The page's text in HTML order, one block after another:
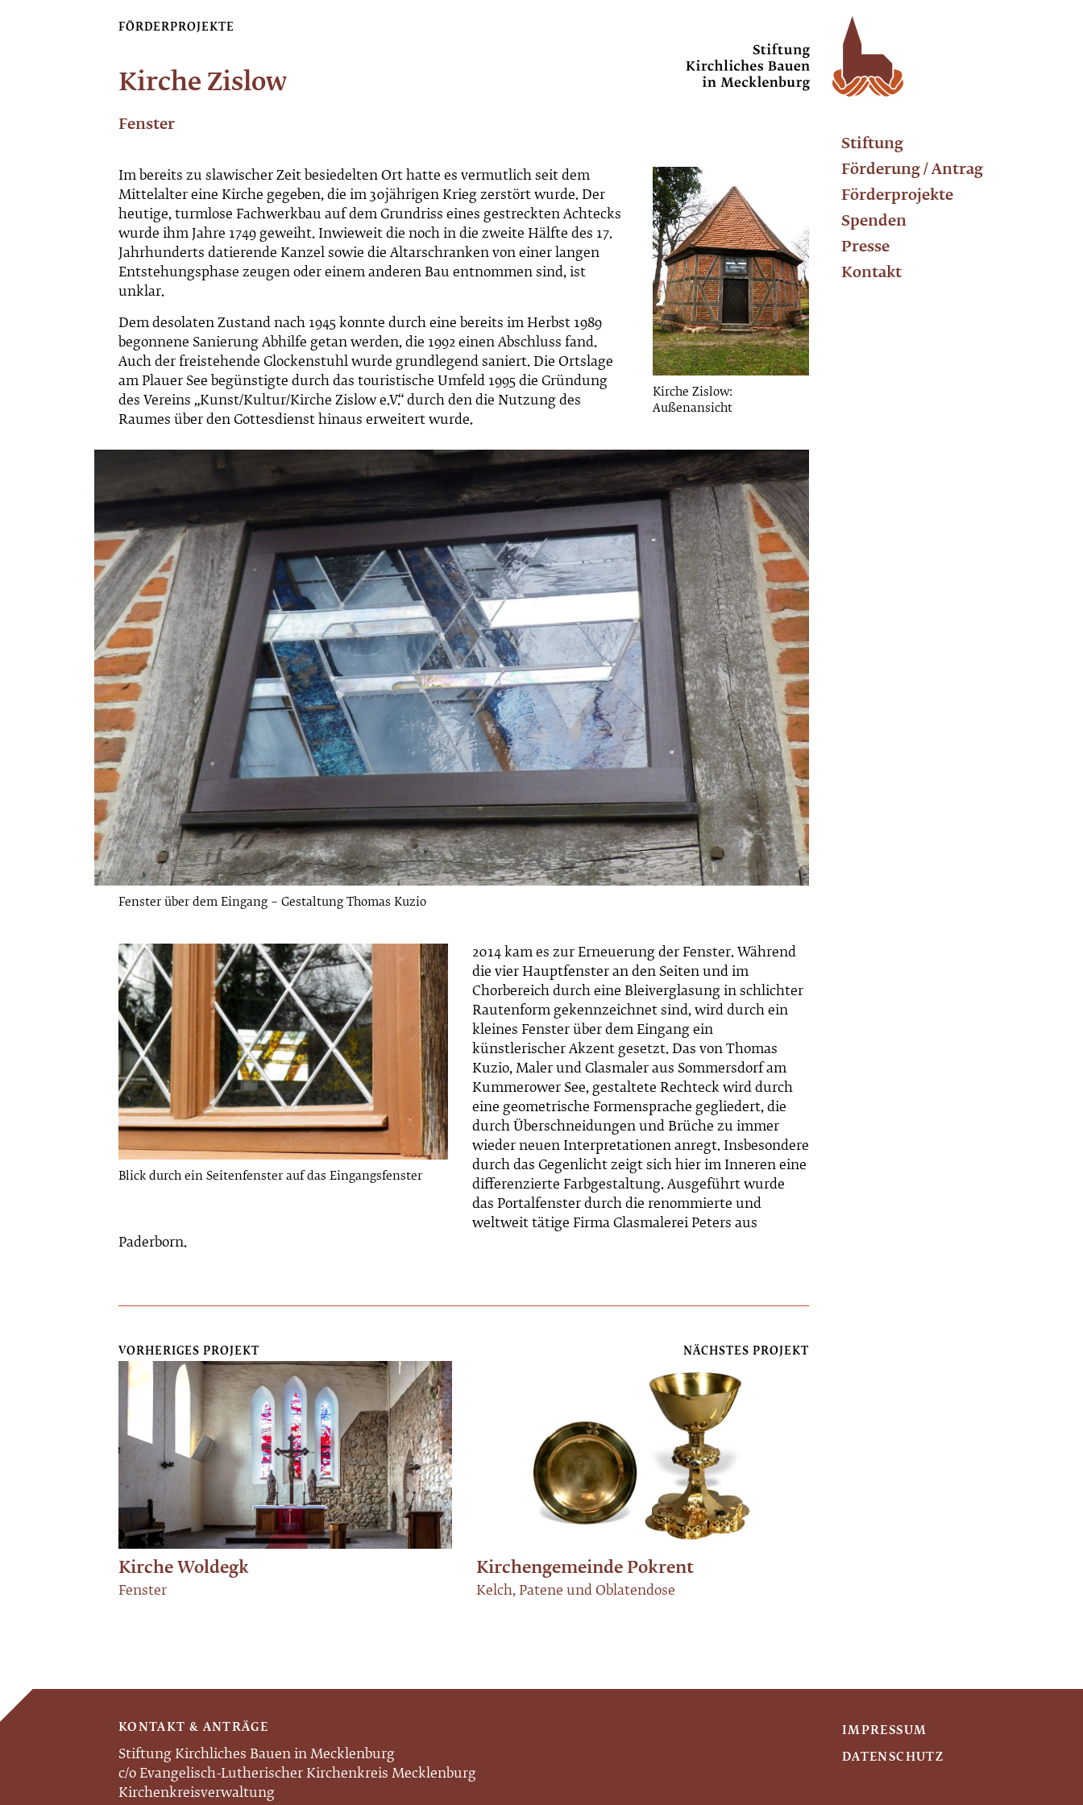
Stiftung
Förderung / Antrag
Förderprojekte
Spenden
Presse
Kontakt
FÖRDERPROJEKTE
Kirche Zislow
Fenster
Kirche Zislow:
Außenansicht
Im bereits zu slawischer Zeit besiedelten Ort hatte es vermutlich seit dem
Mittelalter eine Kirche gegeben, die im 30jährigen Krieg zerstört wurde. Der
heutige, turmlose Fachwerkbau auf dem Grundriss eines gestreckten Achtecks
wurde ihm Jahre 1749 geweiht. Inwieweit die noch in die zweite Hälfte des 17.
Jahrhunderts datierende Kanzel sowie die Altarschranken von einer langen
Entstehungsphase zeugen oder einem anderen Bau entnommen sind, ist
unklar.
Dem desolaten Zustand nach 1945 konnte durch eine bereits im Herbst 1989
begonnene Sanierung Abhilfe getan werden, die 1992 einen Abschluss fand.
Auch der freistehende Glockenstuhl wurde grundlegend saniert. Die Ortslage
am Plauer See begünstigte durch das touristische Umfeld 1995 die Gründung
des Vereins „Kunst/Kultur/Kirche Zislow e.V.“ durch den die Nutzung des
Raumes über den Gottesdienst hinaus erweitert wurde.
Fenster über dem Eingang – Gestaltung Thomas Kuzio
Blick durch ein Seitenfenster auf das Eingangsfenster
2014 kam es zur Erneuerung der Fenster. Während
die vier Hauptfenster an den Seiten und im
Chorbereich durch eine Bleiverglasung in schlichter
Rautenform gekennzeichnet sind, wird durch ein
kleines Fenster über dem Eingang ein
künstlerischer Akzent gesetzt. Das von Thomas
Kuzio, Maler und Glasmaler aus Sommersdorf am
Kummerower See, gestaltete Rechteck wird durch
eine geometrische Formensprache gegliedert, die
durch Überschneidungen und Brüche zu immer
wieder neuen Interpretationen anregt. Insbesondere
durch das Gegenlicht zeigt sich hier im Inneren eine
differenzierte Farbgestaltung. Ausgeführt wurde
das Portalfenster durch die renommierte und
weltweit tätige Firma Glasmalerei Peters aus
Paderborn.
VORHERIGES PROJEKT
Kirche Woldegk
Fenster
NÄCHSTES PROJEKT
Kirchengemeinde Pokrent
Kelch, Patene und Oblatendose
IMPRESSUM
DATENSCHUTZ
KONTAKT & ANTRÄGE
Stiftung Kirchliches Bauen in Mecklenburg
c/o Evangelisch-Lutherischer Kirchenkreis Mecklenburg
Kirchenkreisverwaltung